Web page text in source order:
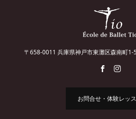
〒658-0011 兵庫県神戸市東灘区森南町1-
お問合せ・体験レッ